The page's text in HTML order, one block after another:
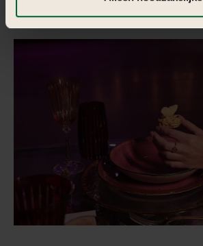
informatie vind je inde kleine letters.